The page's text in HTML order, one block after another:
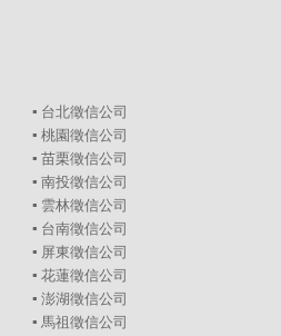
▪ 台北徵信公司
▪ 桃園徵信公司
▪ 苗栗徵信公司
▪ 南投徵信公司
▪ 雲林徵信公司
▪ 台南徵信公司
▪ 屏東徵信公司
▪ 花蓮徵信公司
▪ 澎湖徵信公司
▪ 馬祖徵信公司